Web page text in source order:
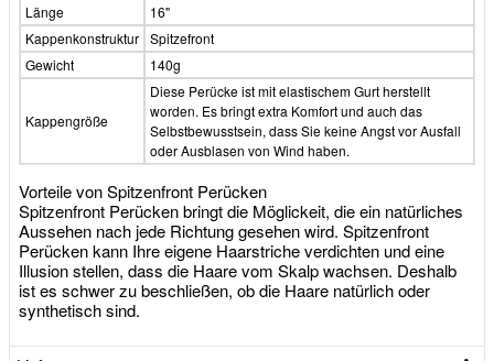
Länge
16"
Kappenkonstruktur Spitzefront
Gewicht
140g
Kappengröße
Diese Perücke ist mit elastischem Gurt herstellt
worden. Es bringt extra Komfort und auch das
Selbstbewusstsein, dass Sie keine Angst vor Ausfall
oder Ausblasen von Wind haben.
Vorteile von Spitzenfront Perücken
Spitzenfront Perücken bringt die Möglickeit, die ein natürliches
Aussehen nach jede Richtung gesehen wird. Spitzenfront
Perücken kann Ihre eigene Haarstriche verdichten und eine
Illusion stellen, dass die Haare vom Skalp wachsen. Deshalb
ist es schwer zu beschließen, ob die Haare natürlich oder
synthetisch sind.